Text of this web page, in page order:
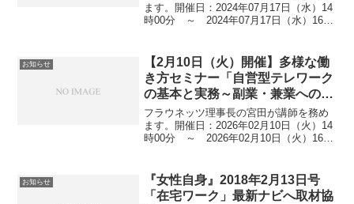
ます。開催日：2024年07月17日（水）14
時00分 ～ 2024年07月17日（水）16時
ちらから
お知らせ
【2月10日（火）開催】多様な働
き方セミナー「自営型テレワーク
の基本と実務～副業・兼業へのヒ
ント～」
フラウネッツ理事長の宮田が講師を務め
ます。開催日：2026年02月10日（火）14
時00分 ～ 2026年02月10日（火）16時
参加費：無料 託児：あり...
お知らせ
『女性自身』2018年2月13日号
「在宅ワーク」最新ナビへ取材協